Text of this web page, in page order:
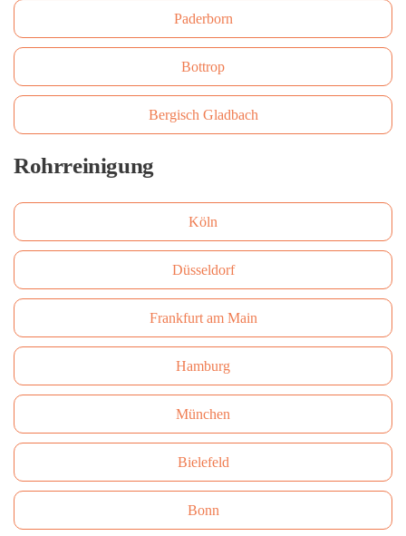
Paderborn
Bottrop
Bergisch Gladbach
Rohrreinigung
Köln
Düsseldorf
Frankfurt am Main
Hamburg
München
Bielefeld
Bonn